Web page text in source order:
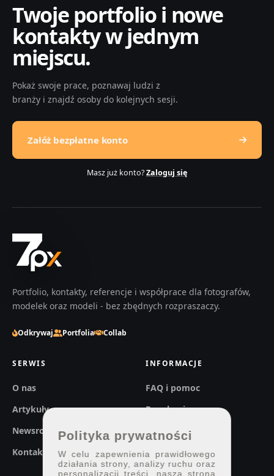
Twoje portfolio i nowe
kontakty w jednym
miejscu.
Pokaż swoje prace, poznawaj ludzi z
branży i znajdź osoby do kolejnych sesji.
Załóż bezpłatne konto
Masz już konto?Zaloguj się
Portfolio, kontakty, referencje i współprace dla fotografów,
modelek oraz modeli - bez zbędnych rozpraszaczy.
Odkrywaj Portfolia Collab
SERWIS
O nas
Artykuły
Newsroom
Kontakt
INFORMACJE
FAQ i pomoc
Regulaminy
Prywatność
Polityka prywatności
W celu zapewnienia prawidłowego
działania strony, analizy ruchu oraz
personalizacji treści, nasza strona